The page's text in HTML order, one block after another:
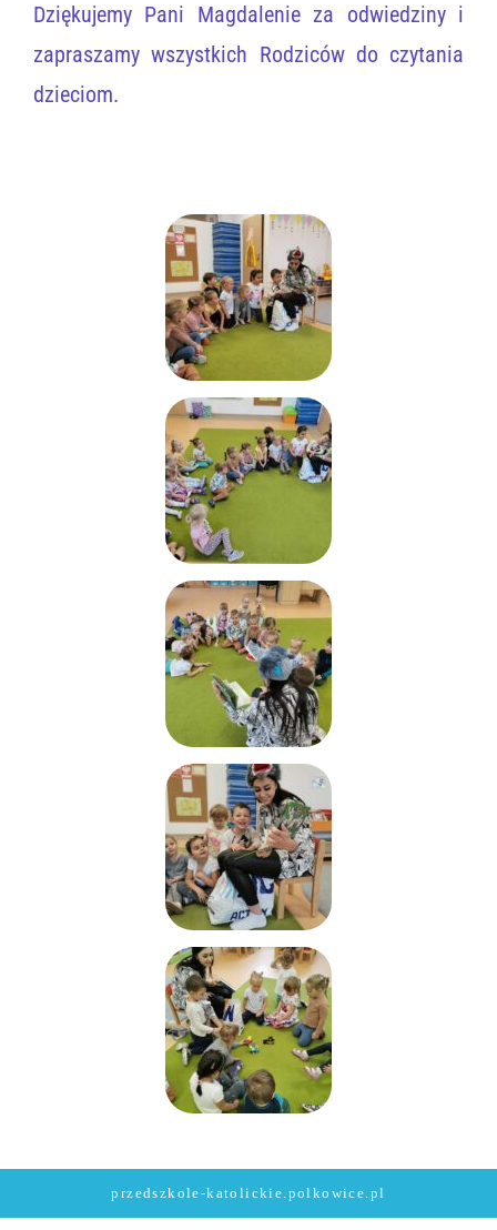
Dziękujemy Pani Magdalenie za odwiedziny i
zapraszamy wszystkich Rodziców do czytania
dzieciom.
przedszkole-katolickie.polkowice.pl